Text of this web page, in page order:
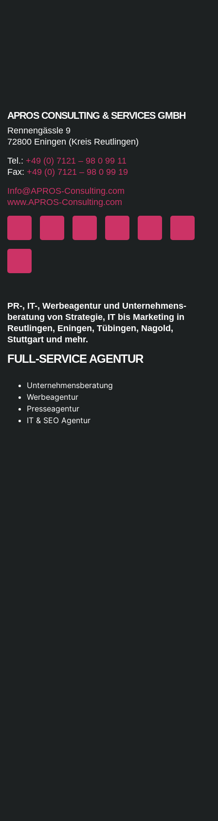
APROS CONSULTING & SERVICES GMBH
Rennengässle 9
72800 Eningen (Kreis Reutlingen)
Tel.: +49 (0) 7121 – 98 0 99 11
Fax: +49 (0) 7121 – 98 0 99 19
Info@APROS-Consulting.com
www.APROS-Consulting.com
PR-, IT-, Werbeagentur und Unternehmens-
beratung von Strategie, IT bis Marketing in
Reutlingen, Eningen, Tübingen, Nagold,
Stuttgart und mehr.
FULL-SERVICE AGENTUR
Unternehmensberatung
Werbeagentur
Presseagentur
IT & SEO Agentur